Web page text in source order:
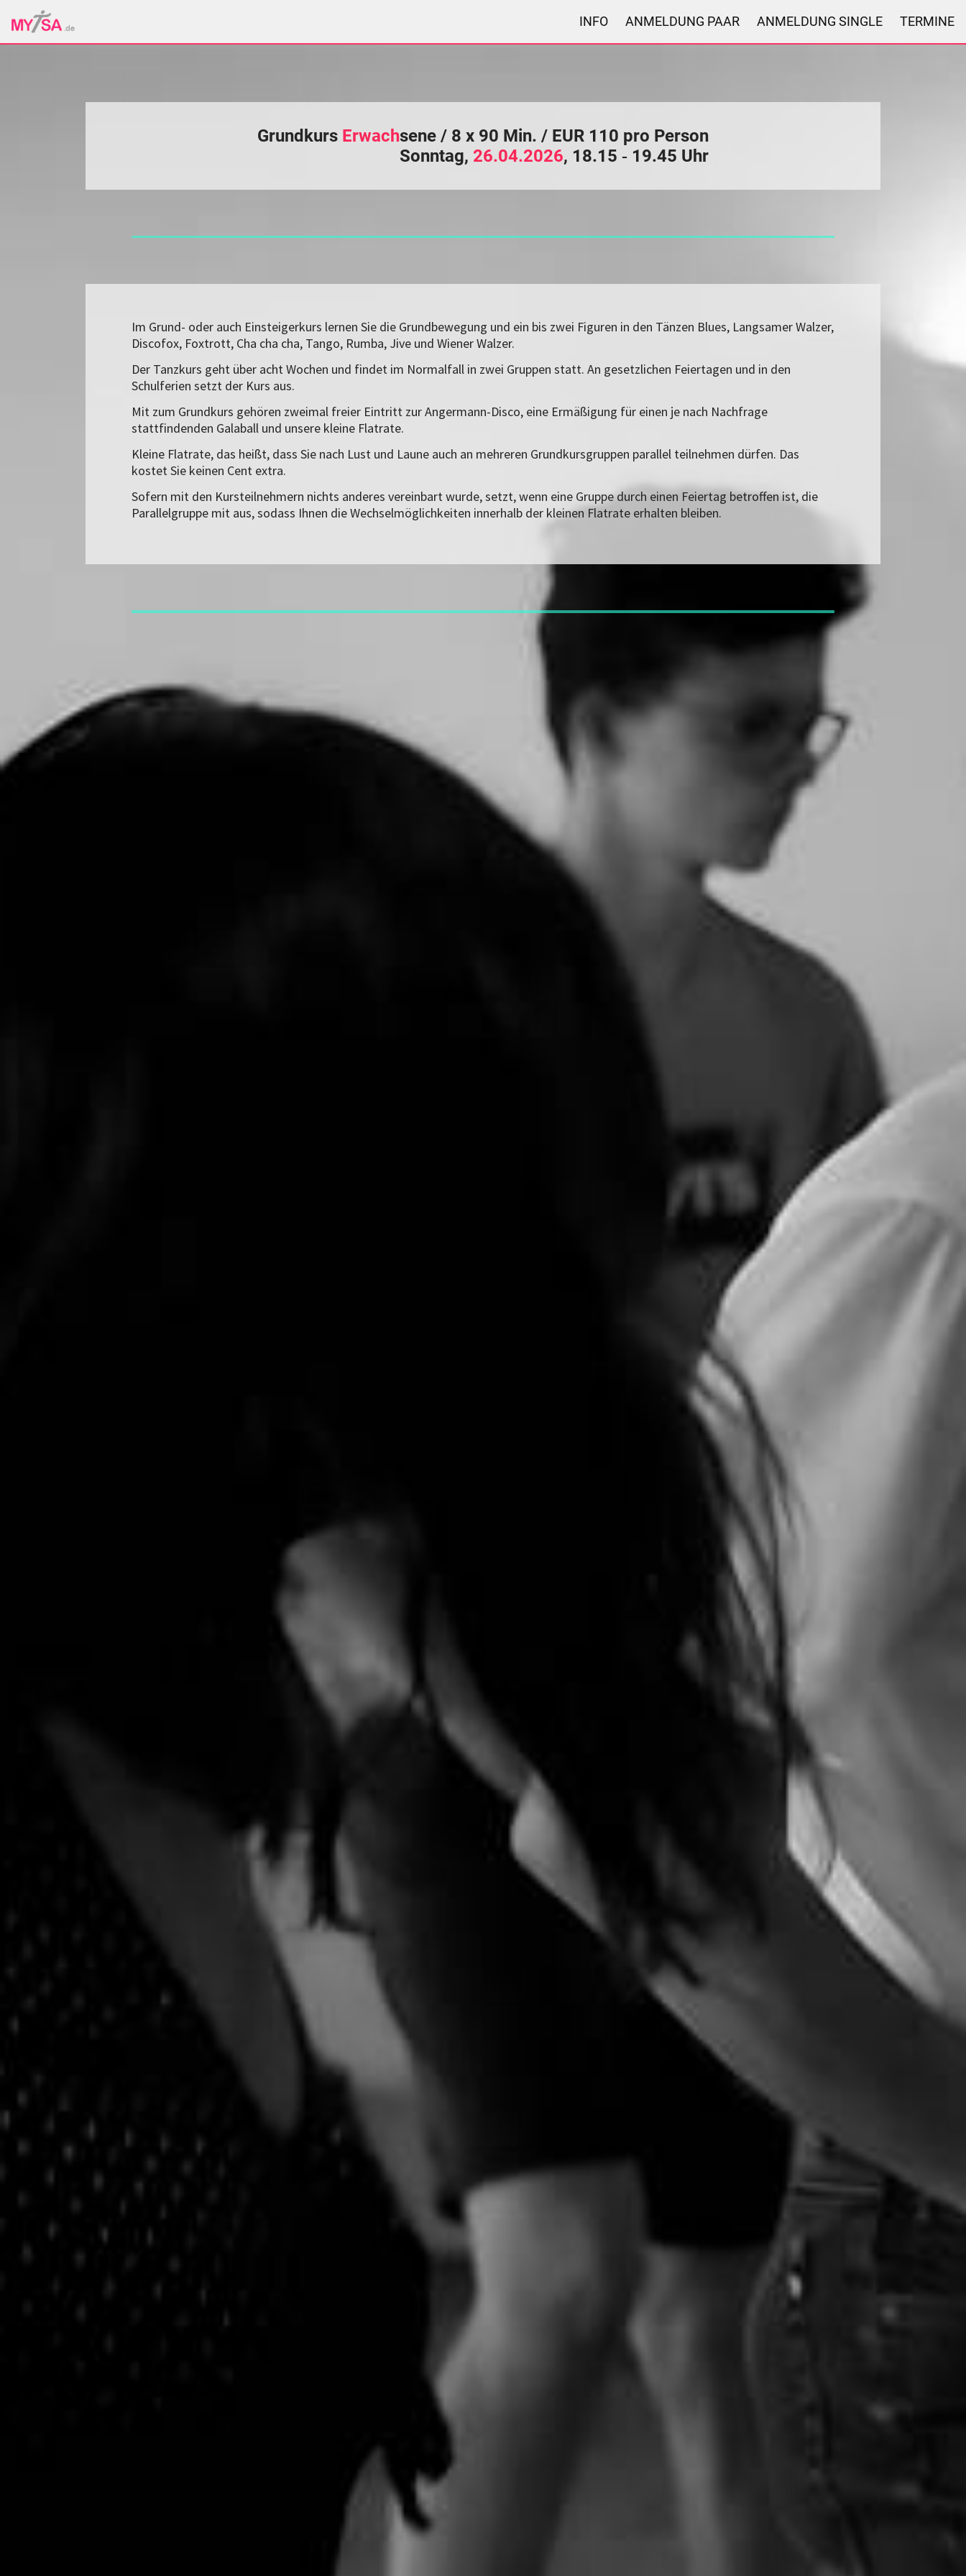
INFO ANMELDUNG PAAR ANMELDUNG SINGLE TERMINE
Grundkurs Erwachsene / 8 x 90 Min. / EUR 110 pro Person
Sonntag, 26.04.2026, 18.15 ‑ 19.45 Uhr
Im Grund- oder auch Einsteigerkurs lernen Sie die Grundbewegung und ein bis zwei Figuren in den Tänzen Blues, Langsamer Walzer,
Discofox, Foxtrott, Cha cha cha, Tango, Rumba, Jive und Wiener Walzer.
Der Tanzkurs geht über acht Wochen und findet im Normalfall in zwei Gruppen statt. An gesetzlichen Feiertagen und in den
Schulferien setzt der Kurs aus.
Mit zum Grundkurs gehören zweimal freier Eintritt zur Angermann-Disco, eine Ermäßigung für einen je nach Nachfrage
stattfindenden Galaball und unsere kleine Flatrate.
Kleine Flatrate, das heißt, dass Sie nach Lust und Laune auch an mehreren Grundkursgruppen parallel teilnehmen dürfen. Das
kostet Sie keinen Cent extra.
Sofern mit den Kursteilnehmern nichts anderes vereinbart wurde, setzt, wenn eine Gruppe durch einen Feiertag betroffen ist, die
Parallelgruppe mit aus, sodass Ihnen die Wechselmöglichkeiten innerhalb der kleinen Flatrate erhalten bleiben.